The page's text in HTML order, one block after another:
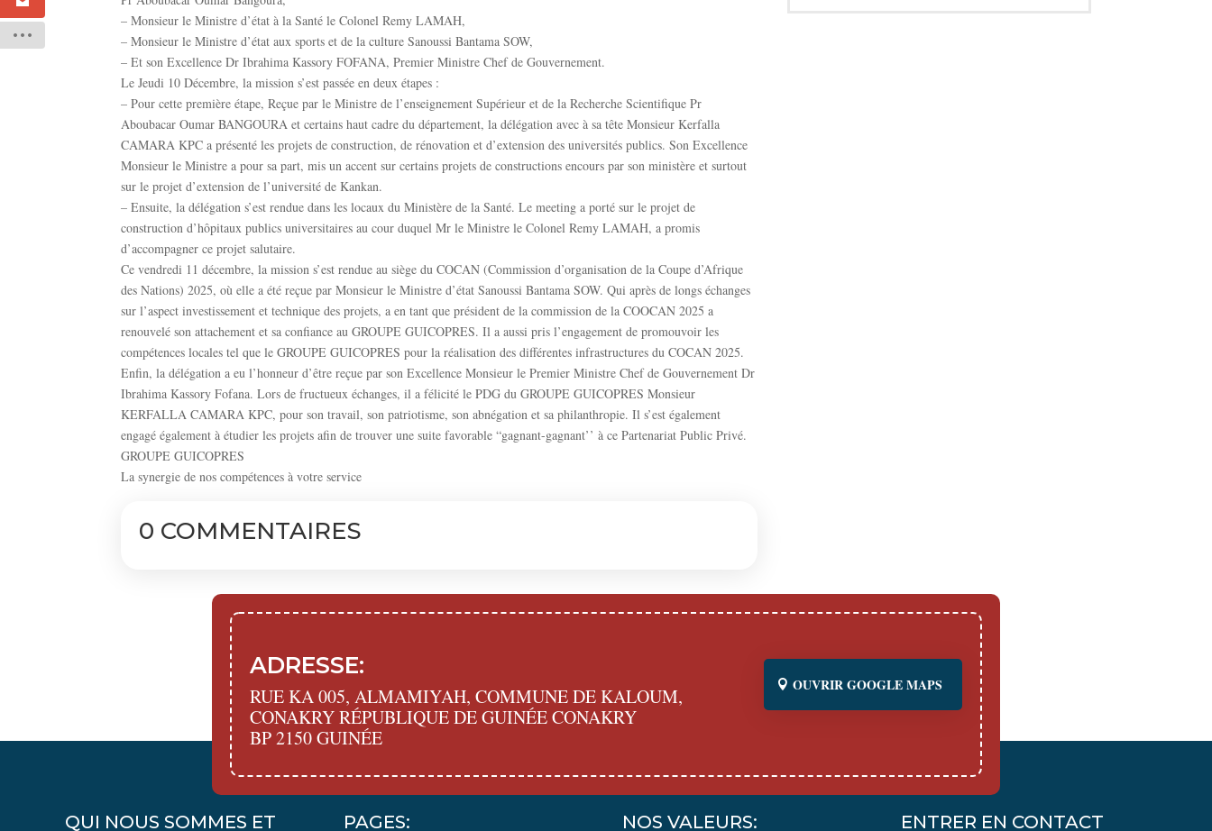
– Monsieur le Ministre d’état à la Santé le Colonel Remy LAMAH,
– Monsieur le Ministre d’état aux sports et de la culture Sanoussi Bantama SOW,
– Et son Excellence Dr Ibrahima Kassory FOFANA, Premier Ministre Chef de Gouvernement.
Le Jeudi 10 Décembre, la mission s’est passée en deux étapes :
– Pour cette première étape, Reçue par le Ministre de l’enseignement Supérieur et de la Recherche Scientifique Pr
Aboubacar Oumar BANGOURA et certains haut cadre du département, la délégation avec à sa tête Monsieur Kerfalla
CAMARA KPC a présenté les projets de construction, de rénovation et d’extension des universités publics. Son Excellence
Monsieur le Ministre a pour sa part, mis un accent sur certains projets de constructions encours par son ministère et surtout
sur le projet d’extension de l’université de Kankan.
– Ensuite, la délégation s’est rendue dans les locaux du Ministère de la Santé. Le meeting a porté sur le projet de
construction d’hôpitaux publics universitaires au cour duquel Mr le Ministre le Colonel Remy LAMAH, a promis
d’accompagner ce projet salutaire.
Ce vendredi 11 décembre, la mission s’est rendue au siège du COCAN (Commission d’organisation de la Coupe d’Afrique
des Nations) 2025, où elle a été reçue par Monsieur le Ministre d’état Sanoussi Bantama SOW. Qui après de longs échanges
sur l’aspect investissement et technique des projets, a en tant que président de la commission de la COOCAN 2025 a
renouvelé son attachement et sa confiance au GROUPE GUICOPRES. Il a aussi pris l’engagement de promouvoir les
compétences locales tel que le GROUPE GUICOPRES pour la réalisation des différentes infrastructures du COCAN 2025.
Enfin, la délégation a eu l’honneur d’être reçue par son Excellence Monsieur le Premier Ministre Chef de Gouvernement Dr
Ibrahima Kassory Fofana. Lors de fructueux échanges, il a félicité le PDG du GROUPE GUICOPRES Monsieur
KERFALLA CAMARA KPC, pour son travail, son patriotisme, son abnégation et sa philanthropie. Il s’est également
engagé également à étudier les projets afin de trouver une suite favorable “gagnant-gagnant’’ à ce Partenariat Public Privé.
GROUPE GUICOPRES
La synergie de nos compétences à votre service
0 COMMENTAIRES
ADRESSE:
RUE KA 005, ALMAMIYAH, COMMUNE DE KALOUM,
CONAKRY RÉPUBLIQUE DE GUINÉE CONAKRY
BP 2150 GUINÉE
OUVRIR GOOGLE MAPS
QUI NOUS SOMMES ET
PAGES: NOS VALEURS:
ENTRER EN CONTACT